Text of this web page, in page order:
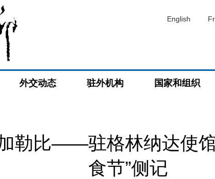
English
外交动态 驻外机构 国家和组织
勒比——驻格林纳达使
食节”侧记